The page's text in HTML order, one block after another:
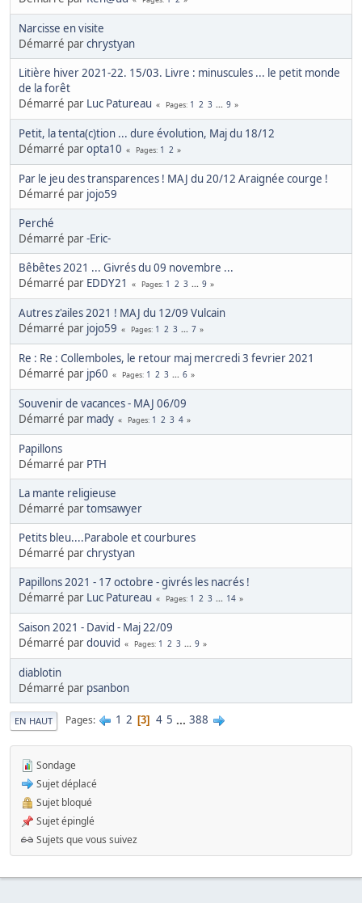
Narcisse en visite
Démarré parchrystyan
Litière hiver 2021-22. 15/03. Livre : minuscules ... le petit monde
de la forêt
Démarré par Luc Patureau Pages 1 2 3 ... 9
Petit, la tenta(c)tion ... dure évolution, Maj du 18/12
Démarré paropta10 Pages 1 2
Par le jeu des transparences ! MAJ du 20/12 Araignée courge !
Démarré par jojo59
Perché
Démarré par-Eric-
Bêbêtes 2021 ... Givrés du 09 novembre ...
Démarré par EDDY21 Pages 1 2 3 ... 9
Autres z'ailes 2021 ! MAJ du 12/09 Vulcain
Démarré par jojo59 Pages 1 2 3 ... 7
Re : Re : Collemboles, le retour maj mercredi 3 fevrier 2021
Démarré par jp60 Pages 1 2 3 ... 6
Souvenir de vacances - MAJ 06/09
Démarré par mady Pages 1 2 3 4
Papillons
Démarré par PTH
La mante religieuse
Démarré partomsawyer
Petits bleu....Parabole et courbures
Démarré parchrystyan
Papillons 2021 - 17 octobre - givrés les nacrés !
Démarré par Luc Patureau Pages 1 2 3 ... 14
Saison 2021 - David - Maj 22/09
Démarré pardouvid Pages 1 2 3 ... 9
diablotin
Démarré par psanbon
EN HAUT Pages 1 2 3 4 5 ... 388
Sondage
Sujet déplacé
Sujet bloqué
Sujet épinglé
Sujets que vous suivez